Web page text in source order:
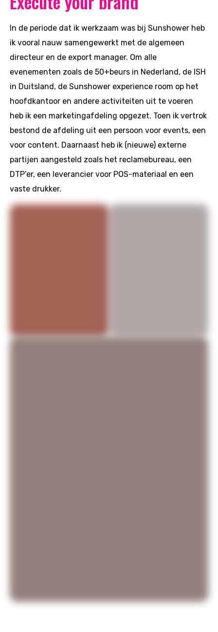
In de periode dat ik werkzaam was bij Sunshower heb
ik vooral nauw samengewerkt met de algemeen
directeur en de export manager. Om alle
evenementen zoals de 50+beurs in Nederland, de ISH
in Duitsland, de Sunshower experience room op het
hoofdkantoor en andere activiteiten uit te voeren
heb ik een marketingafdeling opgezet. Toen ik vertrok
bestond de afdeling uit een persoon voor events, een
voor content. Daarnaast heb ik (nieuwe) externe
partijen aangesteld zoals het reclamebureau, een
DTP’er, een leverancier voor POS-materiaal en een
vaste drukker.